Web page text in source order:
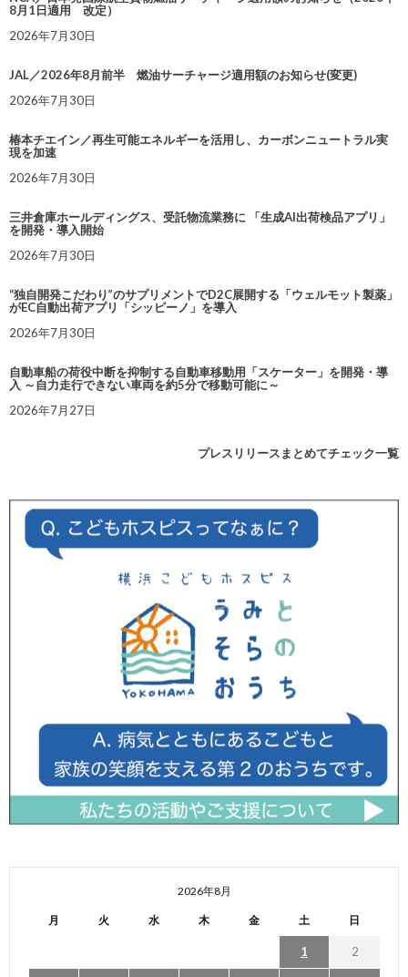
8月1日適用 改定）
2026年7月30日
JAL／2026年8月前半 燃油サーチャージ適用額のお知らせ(変更)
2026年7月30日
椿本チエイン／再生可能エネルギーを活用し、カーボンニュートラル実
現を加速
2026年7月30日
三井倉庫ホールディングス、受託物流業務に 「生成AI出荷検品アプリ」
を開発・導入開始
2026年7月30日
“独自開発こだわり”のサプリメントでD2C展開する「ウェルモット製薬」
がEC自動出荷アプリ「シッピーノ」を導入
2026年7月30日
自動車船の荷役中断を抑制する自動車移動用「スケーター」を開発・導
入 ～自力走行できない車両を約5分で移動可能に～
2026年7月27日
プレスリリースまとめてチェック一覧
2026年8月
月 火 水 木 金 土 日
1 2